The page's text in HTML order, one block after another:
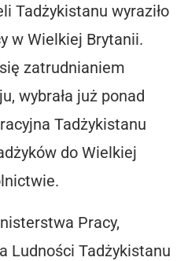
Tadżykistanu wyraziło
w Wielkiej Brytanii.
zatrudnianiem
wybrała już ponad
Tadżykistanu
do Wielkiej
Pracy,
Ludności Tadżykistanu